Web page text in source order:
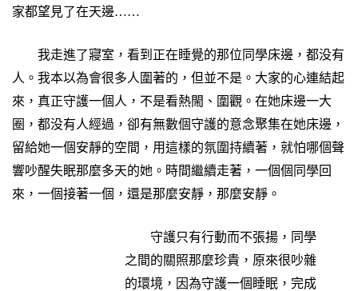
家都望見了在天邊……
我走進了寢室，看到正在睡覺的那位同學床邊，都没有
人。我本以為會很多人圍著的，但並不是。大家的心連結起
來，真正守護一個人，不是看熱閙、圍觀。在她床邊一大
圈，都没有人經過，卻有無數個守護的意念聚集在她床邊，
留給她一個安靜的空間，用這樣的氛圍持續著，就怕哪個聲
響吵醒失眠那麼多天的她。時間繼續走著，一個個同學回
來，一個接著一個，還是那麼安靜，那麼安靜。
守護只有行動而不張揚，同學
之間的關照那麼珍貴，原來很吵雜
的環境，因為守護一個睡眠，完成